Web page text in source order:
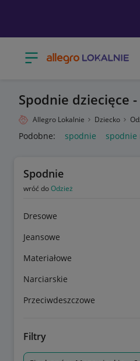
Otwórz menu z kategoriami
Spodnie dziecięce
Allegro Lokalnie Dziecko
Podobne: spodnie spodnie
Spodnie
wróć doOdzież
Dresowe
Jeansowe
Materiałowe
Narciarskie
Przeciwdeszczowe
Filtry